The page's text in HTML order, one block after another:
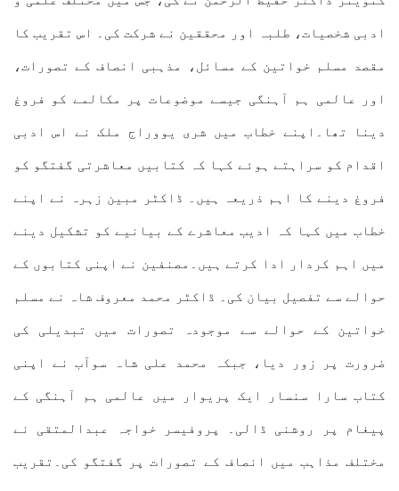
ادبی شخصیات، طلبہ اور محققین نے شرکت کی۔ اس تقریب کا
مقصد مسلم خواتین کے مسائل، مذہبی انصاف کے تصورات،
اور عالمی ہم آہنگی جیسے موضوعات پر مکالمے کو فروغ
دینا تھا۔اپنے خطاب میں شری یووراج ملک نے اس ادبی
اقدام کو سراہتے ہوئے کہا کہ کتابیں معاشرتی گفتگو کو
فروغ دینے کا اہم ذریعہ ہیں۔ ڈاکٹر مبین زہرہ نے اپنے
خطاب میں کہا کہ ادیب معاشرے کے بیانیے کو تشکیل دینے
میں اہم کردار ادا کرتے ہیں۔مصنفین نے اپنی کتابوں کے
حوالے سے تفصیل بیان کی۔ ڈاکٹر محمد معروف شاہ نے مسلم
خواتین کے حوالے سے موجودہ تصورات میں تبدیلی کی
ضرورت پر زور دیا، جبکہ محمد علی شاہ سوآب نے اپنی
کتاب سارا سنسار ایک پریوار میں عالمی ہم آہنگی کے
پیغام پر روشنی ڈالی۔ پروفیسر خواجہ عبدالمتقی نے
مختلف مذاہب میں انصاف کے تصورات پر گفتگو کی۔تقریب